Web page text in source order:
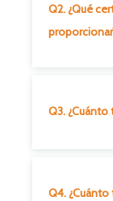
Q2. ¿Qué
Q3.
Q4.